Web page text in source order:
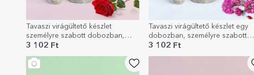
Tavaszi virágültető készlet
személyre szabott dobozban,
fotóval és üzenettel - Szívek
3 102 Ft
Tavaszi virágültető készlet egy
dobozban, személyre szabott
fotóval és üzenettel
3 102 Ft